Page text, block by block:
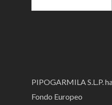
PIPOGARMILA S.L.P.
Fondo Europeo